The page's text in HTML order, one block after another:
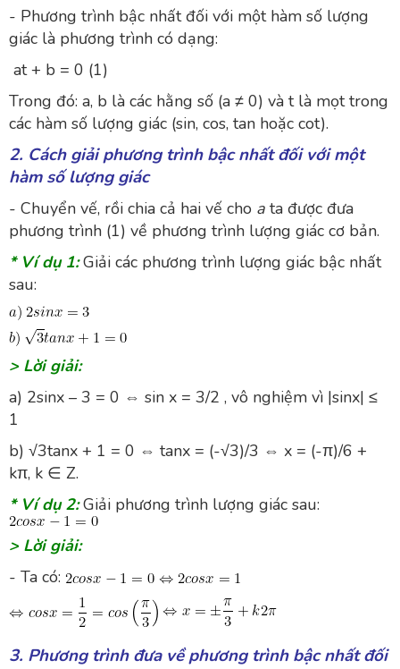
- Phương trình bậc nhất đối với một hàm số lượng
giác là phương trình có dạng:
at + b = 0 (1)
Trong đó: a, b là các hằng số (a ≠ 0) và t là mọt trong
các hàm số lượng giác (sin, cos, tan hoặc cot).
2. Cách giải phương trình bậc nhất đối với một
hàm số lượng giác
- Chuyển vế, rồi chia cả hai vế cho a ta được đưa
phương trình (1) về phương trình lượng giác cơ bản.
* Ví dụ 1: Giải các phương trình lượng giác bậc nhất
sau:
> Lời giải:
a) 2sinx – 3 = 0 ⇔ sin⁡ x = 3/2 , vô nghiệm vì |sin⁡x| ≤
1
b) √3tan⁡x + 1 = 0 ⇔ tan⁡x = (-√3)/3 ⇔ x = (-π)/6 +
kπ, k ∈ Z.
* Ví dụ 2:Giải phương trình lượng giác sau:
> Lời giải:
- Ta có:
3. Phương trình đưa về phương trình bậc nhất đối